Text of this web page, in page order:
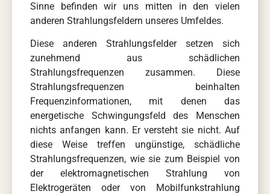
Sinne befinden wir uns mitten in den vielen
anderen Strahlungsfeldern unseres Umfeldes.
Diese anderen Strahlungsfelder setzen sich
zunehmend aus schädlichen
Strahlungsfrequenzen zusammen. Diese
Strahlungsfrequenzen beinhalten
Frequenzinformationen, mit denen das
energetische Schwingungsfeld des Menschen
nichts anfangen kann. Er versteht sie nicht. Auf
diese Weise treffen ungünstige, schädliche
Strahlungsfrequenzen, wie sie zum Beispiel von
der elektromagnetischen Strahlung von
Elektrogeräten oder von Mobilfunkstrahlung